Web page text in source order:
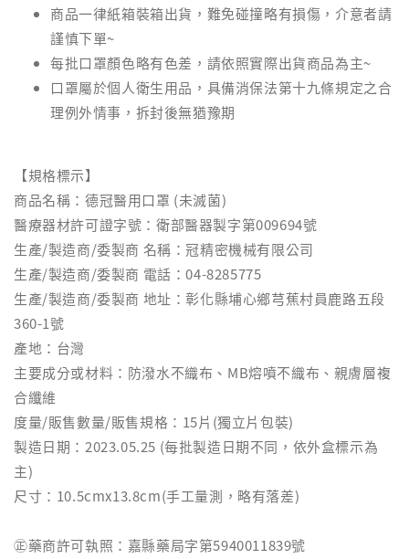
商品一律紙箱裝箱出貨，難免碰撞略有損傷，介意者請
謹慎下單~
每批口罩顏色略有色差，請依照實際出貨商品為主~
口罩屬於個人衛生用品，具備消保法第十九條規定之合
理例外情事，拆封後無猶豫期
【規格標示】
商品名稱：德冠醫用口罩 (未滅菌)
醫療器材許可證字號：衛部醫器製字第009694號
生產/製造商/委製商 名稱：冠精密機械有限公司
生產/製造商/委製商 電話：04-8285775
生產/製造商/委製商 地址：彰化縣埔心鄉芎蕉村員鹿路五段
360-1號
產地：台灣
主要成分或材料：防潑水不織布、MB熔噴不織布、親膚層複
合纖維
度量/販售數量/販售規格：15片(獨立片包裝)
製造日期：2023.05.25 (每批製造日期不同，依外盒標示為
主)
尺寸：10.5cmx13.8cm(手工量測，略有落差)
㊣藥商許可執照：嘉縣藥局字第5940011839號